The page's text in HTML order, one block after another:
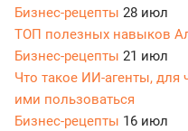
Бизнес-рецепты 28 июл
ТОП полезных навыков
Бизнес-рецепты 21 июл
Что такое ИИ-агенты, для
ими пользоваться
Бизнес-рецепты 16 июл